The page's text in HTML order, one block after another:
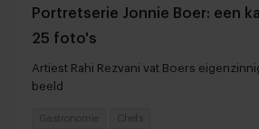
Portretserie Jonnie Boer: een
25 foto's
Artiest Rahi Rezvani vat Boers
beeld
Gastronomie Chefs